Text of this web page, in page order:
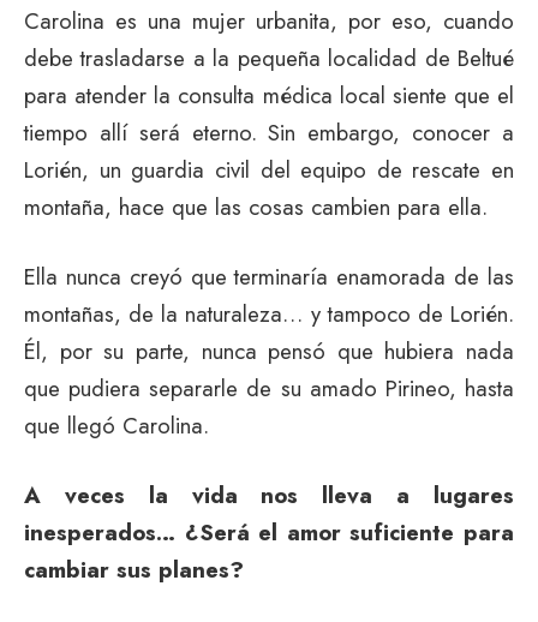
Carolina es una mujer urbanita, por eso, cuando
debe trasladarse a la pequeña localidad de Beltué
para atender la consulta médica local siente que el
tiempo allí será eterno. Sin embargo, conocer a
Lorién, un guardia civil del equipo de rescate en
montaña, hace que las cosas cambien para ella.
Ella nunca creyó que terminaría enamorada de las
montañas, de la naturaleza… y tampoco de Lorién.
Él, por su parte, nunca pensó que hubiera nada
que pudiera separarle de su amado Pirineo, hasta
que llegó Carolina.
A veces la vida nos lleva a lugares
inesperados… ¿Será el amor suficiente para
cambiar sus planes?